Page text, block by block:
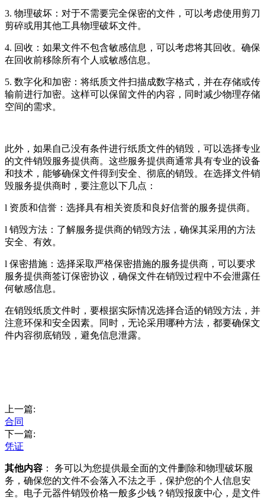
3. 物理破坏：对于不需要完全保密的文件，可以考虑使用剪刀
剪碎或用其他工具物理破坏文件。
4. 回收：如果文件不包含敏感信息，可以考虑将其回收。确保
在回收前移除所有个人或敏感信息。
5. 数字化和加密：将纸质文件扫描成数字格式，并在存储或传
输前进行加密。这样可以保留文件的内容，同时减少物理存储
空间的需求。
此外，如果自己没有条件进行纸质文件的销毁，可以选择专业
的文件销毁服务提供商。这些服务提供商通常具有专业的设备
和技术，能够确保文件得到安全、彻底的销毁。在选择文件销
毁服务提供商时，要注意以下几点：
l 资质和信誉：选择具有相关资质和良好信誉的服务提供商。
l 销毁方法：了解服务提供商的销毁方法，确保其采用的方法
安全、有效。
l 保密措施：选择采取严格保密措施的服务提供商，可以要求
服务提供商签订保密协议，确保文件在销毁过程中不会泄露任
何敏感信息。
在销毁纸质文件时，要根据实际情况选择合适的销毁方法，并
注意环保和安全因素。同时，无论采用哪种方法，都要确保文
件内容彻底销毁，避免信息泄露。
上一篇:
合同
下一篇:
凭证
其他内容 ： 务可以为您提供最全面的文件删除和物理破坏服
务，确保您的文件不会落入不法之手，保护您的个人信息安
全。电子元器件销毁价格一般多少钱？销毁报废中心，是文件